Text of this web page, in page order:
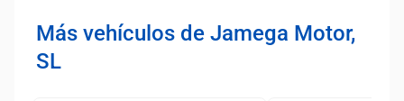
Más vehículos de Jamega Motor,
SL